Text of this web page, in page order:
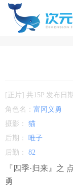
[正片] 共15P 发布日
角色名： 富冈义勇
摄影： 猫
后期： 唯子
后勤： 82
『四季·归来』
勇